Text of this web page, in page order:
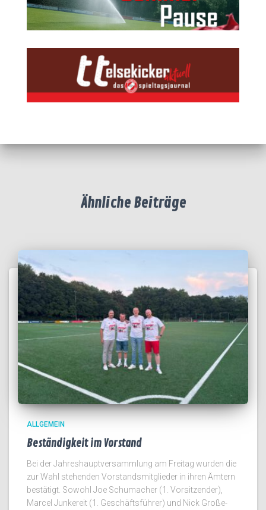
Ähnliche Beiträge
ALLGEMEIN
Beständigkeit im Vorstand
Bei der Jahreshauptversammlung am Freitag wurden die
zur Wahl stehenden Vorstandsmitglieder in ihren Ämtern
bestätigt. Sowohl Joe Schumacher (1. Vorsitzender),
Marcel Junkereit (1. Geschäftsführer) und Nick Große-